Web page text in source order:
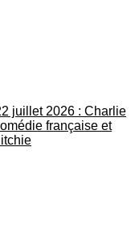
juillet 2026 : Charlie
française et